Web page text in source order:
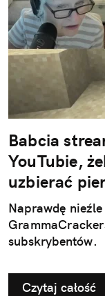
Babcia
YouTubie,
uzbierać
Naprawdę
subskrybentów.
Czytaj całość